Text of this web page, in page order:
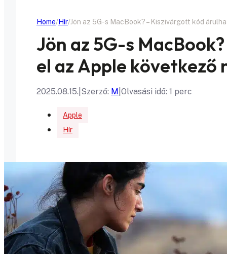
Home Hír Jön az 5G-s MacBook? – Kiszivárgott kód
Jön az 5G-s
el az Apple következő
2025.08.15. Szerző: M Olvasási idő: 1 perc
Apple
Hír